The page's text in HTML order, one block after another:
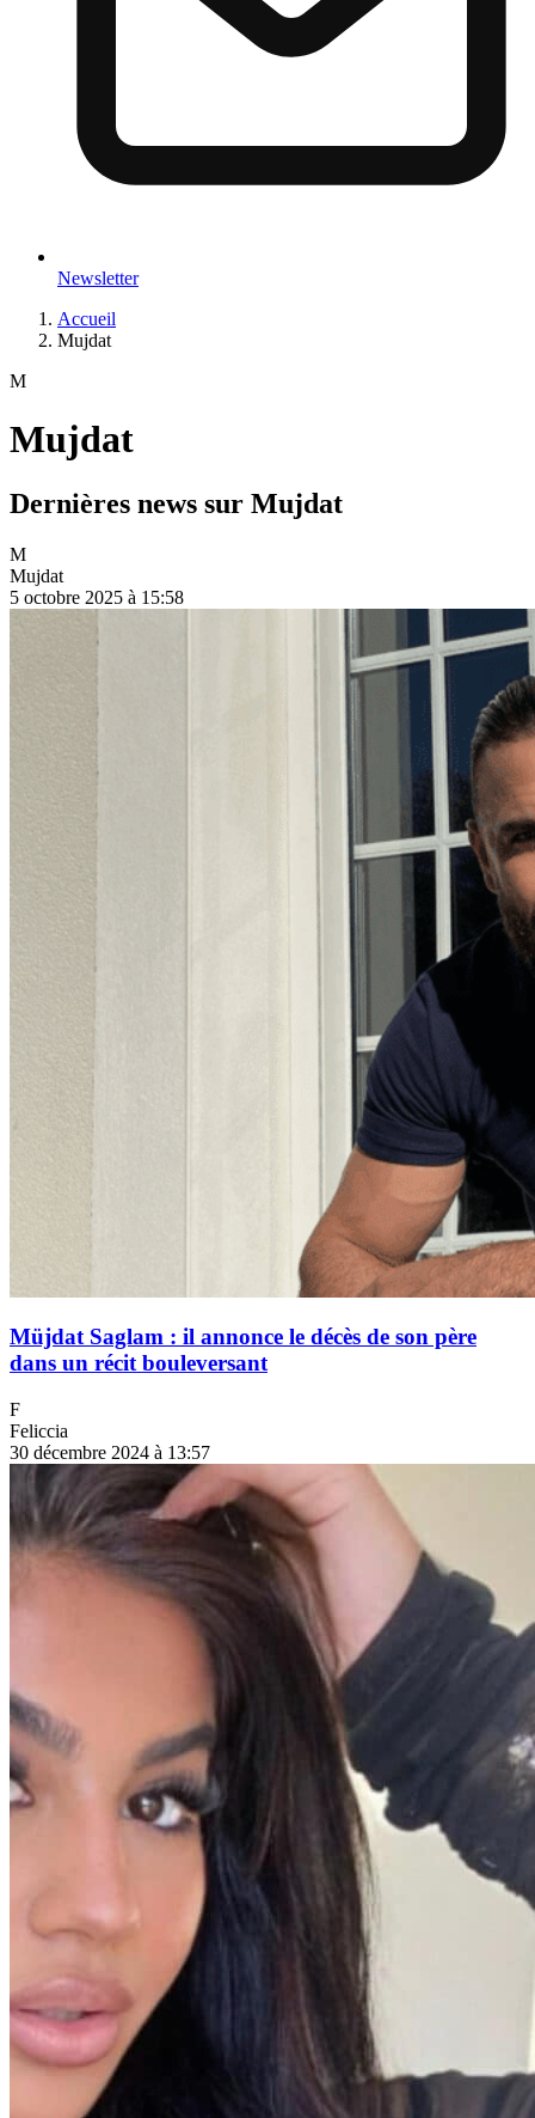
Newsletter
Accueil
Mujdat
M
Mujdat
Dernières news sur Mujdat
M
Mujdat
5 octobre 2025 à 15:58
Müjdat Saglam : il annonce le décès de son père
dans un récit bouleversant
F
Feliccia
30 décembre 2024 à 13:57